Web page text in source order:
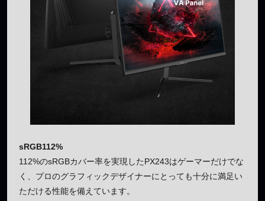
sRGB112%
112%のsRGBカバー率を実現したPX243はゲーマーだけでな
く、プロのグラフィックデザイナーにとっても十分に満足い
ただける性能を備えています。